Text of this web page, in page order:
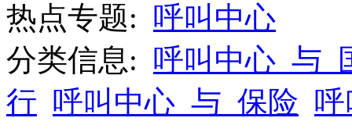
热点专题: 呼叫中心
分类信息: 呼叫中心_与_
行 呼叫中心_与_保险